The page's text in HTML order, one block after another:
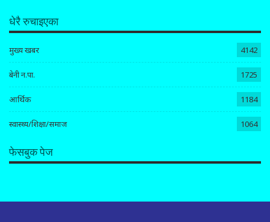
धेरै रुचाइएका
मुख्य खबर 4142
बेनी न.पा. 1725
आर्थिक 1184
स्वास्थ्य/शिक्षा/समाज 1064
फेसबुक पेज